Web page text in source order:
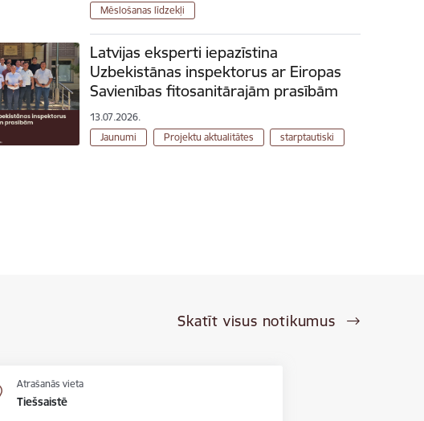
Mēslošanas līdzekļi
Latvijas eksperti iepazīstina
Uzbekistānas inspektorus ar Eiropas
Savienības fitosanitārajām prasībām
13.07.2026.
Jaunumi
Projektu aktualitātes starptautiski
Skatīt visus notikumus
Atrašanās vieta
Tiešsaistē